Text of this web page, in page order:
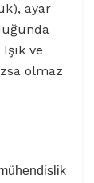
ayar
ve
olmaz